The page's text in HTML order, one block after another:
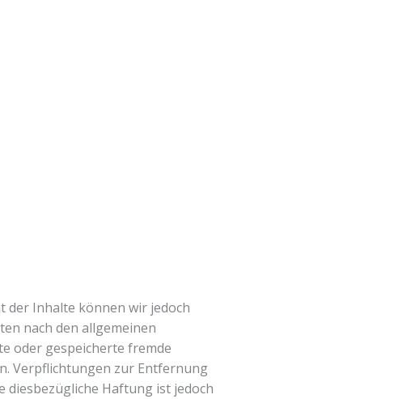
der Inhalte können wir jedoch
nach den allgemeinen
oder gespeicherte fremde
Verpflichtungen zur Entfernung
Haftung ist jedoch